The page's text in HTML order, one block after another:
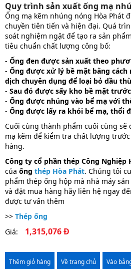
Quy trình sản xuất ống mạ
Ống mạ kẽm nhúng nóng Hòa Phát
chuyền tiên tiến và hiện đại. Quá
soát nghiệm ngặt để tạo ra sản
tiêu chuẩn chất lượng công bố:
- Ống đen được sản xuất theo
- Ống được xử lý bề mặt bằng cách
dịch chuyên dụng để loại bỏ dầu
- Sau đó được sấy kho bề mặt
- Ống được nhúng vào bể mạ với
- Ống được lấy ra khỏi bể mạ, thổi
Cuối cùng thành phẩm cuối cùng sẽ
mạ kẽm để kiểm tra chất lượng
hàng.
Công ty cổ phần thép Công Nghiệp
của ống thép Hòa Phát. Chúng tôi
phẩm thép ống hộp mà nhà máy
và đặt mua hàng hãy liên hệ ngay
được tư vấn thêm
>> Thép ống
Giá:
1,315,076 Đ
Thêm giỏ hàng Về trang chủ Vào